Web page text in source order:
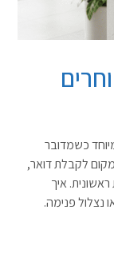
כשמדובר
מקום לקבלת דואר,
איך
נצלול פנימה.